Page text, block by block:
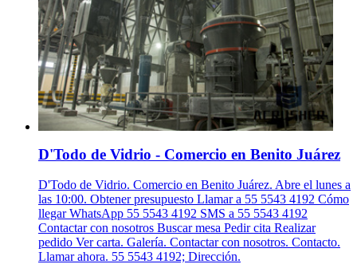
D'Todo de Vidrio - Comercio en Benito Juárez
D'Todo de Vidrio. Comercio en Benito Juárez. Abre el lunes a
las 10:00. Obtener presupuesto Llamar a 55 5543 4192 Cómo
llegar WhatsApp 55 5543 4192 SMS a 55 5543 4192
Contactar con nosotros Buscar mesa Pedir cita Realizar
pedido Ver carta. Galería. Contactar con nosotros. Contacto.
Llamar ahora. 55 5543 4192; Dirección.